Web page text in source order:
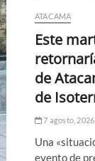
ATACAMA
Este
de
de
7 agosto, 2026
Una
evento de